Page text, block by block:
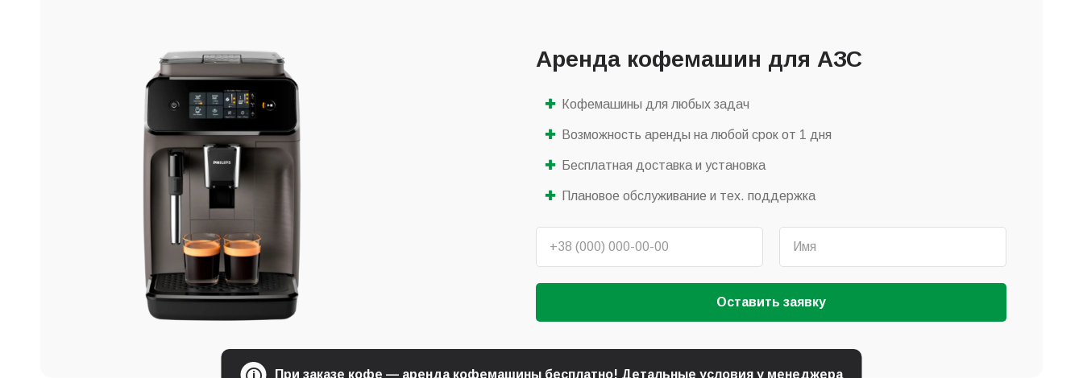
Аренда кофемашин для АЗС
Кофемашины для любых задач
Возможность аренды на любой срок от 1 дня
Бесплатная доставка и установка
Плановое обслуживание и тех. поддержка
Оставить заявку
При заказе кофе — аренда кофемашины бесплатно! Детальные условия у менеджера